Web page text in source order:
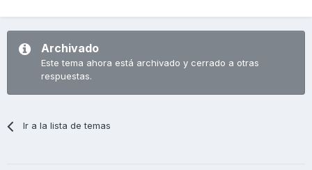
Archivado
Este tema ahora está archivado y cerrado a otras
respuestas.
Ir a la lista de temas